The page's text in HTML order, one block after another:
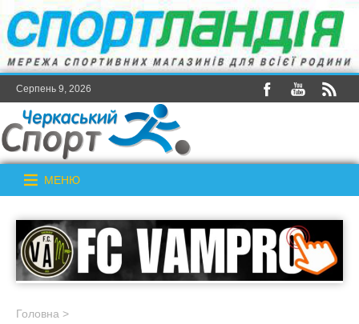
Серпень 9, 2026
МЕНЮ
Головна >